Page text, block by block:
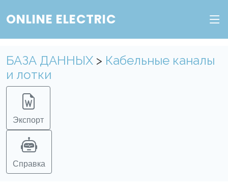
ONLINE ELECTRIC
БАЗА ДАННЫХ > Кабельные каналы
и лотки
Экспорт
Справка